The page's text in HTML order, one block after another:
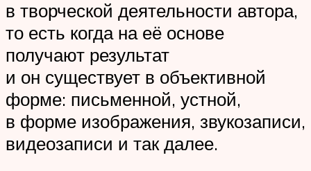
в творческой деятельности автора,
то есть когда на её основе
получают результат
и он существует в объективной
форме: письменной, устной,
в форме изображения, звукозаписи,
видеозаписи и так далее.